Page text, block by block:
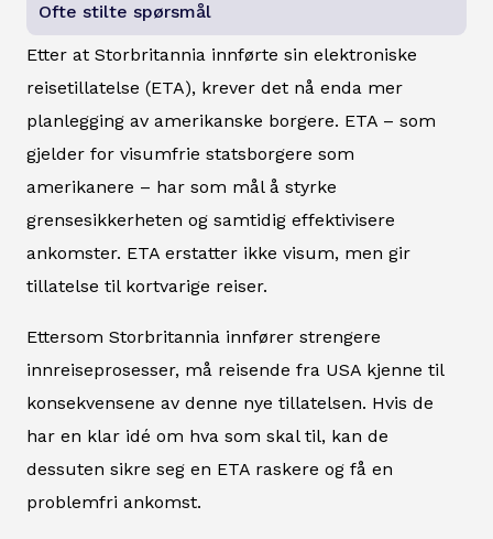
Ofte stilte spørsmål
Etter at Storbritannia innførte sin elektroniske
reisetillatelse (ETA), krever det nå enda mer
planlegging av amerikanske borgere. ETA – som
gjelder for visumfrie statsborgere som
amerikanere – har som mål å styrke
grensesikkerheten og samtidig effektivisere
ankomster. ETA erstatter ikke visum, men gir
tillatelse til kortvarige reiser.
Ettersom Storbritannia innfører strengere
innreiseprosesser, må reisende fra USA kjenne til
konsekvensene av denne nye tillatelsen. Hvis de
har en klar idé om hva som skal til, kan de
dessuten sikre seg en ETA raskere og få en
problemfri ankomst.